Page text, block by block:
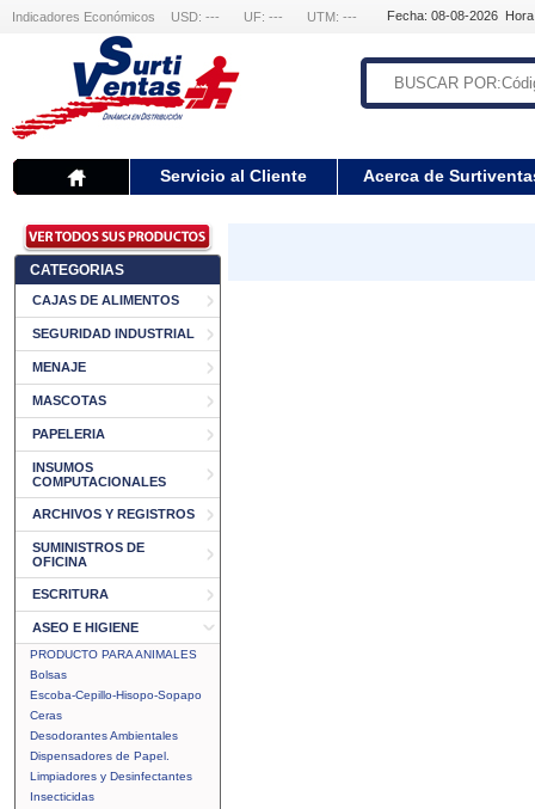
Indicadores Económicos USD: --- UF: --- UTM: --- Fecha: 08-08-2026
Servicio al Cliente Acerca de
CATEGORIAS
CAJAS DE ALIMENTOS
SEGURIDAD INDUSTRIAL
MENAJE
MASCOTAS
PAPELERIA
INSUMOS
COMPUTACIONALES
ARCHIVOS Y REGISTROS
SUMINISTROS DE
OFICINA
ESCRITURA
ASEO E HIGIENE
PRODUCTO PARA ANIMALES
Bolsas
Escoba-Cepillo-Hisopo-Sopapo
Ceras
Desodorantes Ambientales
Dispensadores de Papel.
Limpiadores y Desinfectantes
Insecticidas